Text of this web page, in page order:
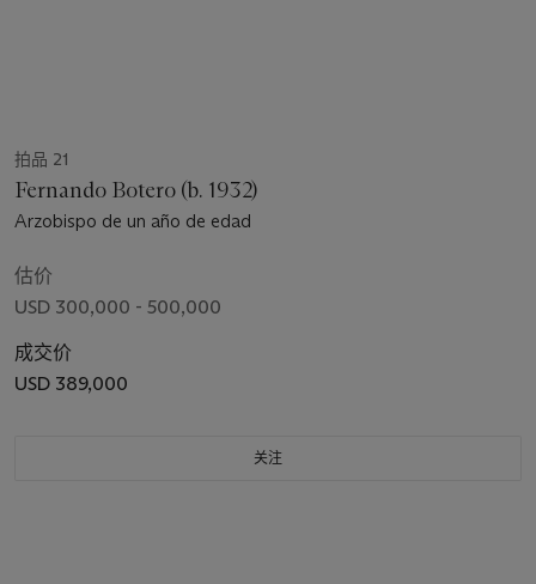
拍品 21
Fernando Botero (b. 1932)
Arzobispo de un año de edad
估价
USD 300,000 - 500,000
成交价
USD 389,000
关注